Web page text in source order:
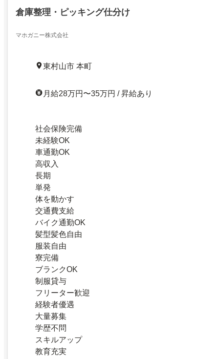
倉庫整理・ピッキング仕分け
マホガニー株式会社
東村山市 本町
月給28万円〜35万円 / 昇給あり
社会保険完備
未経験OK
車通勤OK
高収入
長期
単発
体を動かす
交通費支給
バイク通勤OK
髪型髪色自由
服装自由
寮完備
ブランクOK
制服貸与
フリーター歓迎
経験者優遇
大量募集
学歴不問
スキルアップ
教育充実